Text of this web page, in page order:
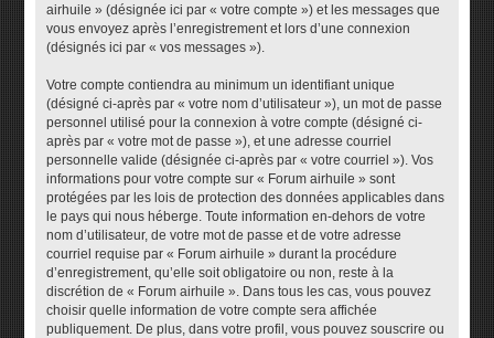
airhuile » (désignée ici par « votre compte ») et les messages que
vous envoyez après l’enregistrement et lors d’une connexion
(désignés ici par « vos messages »).
Votre compte contiendra au minimum un identifiant unique
(désigné ci-après par « votre nom d’utilisateur »), un mot de passe
personnel utilisé pour la connexion à votre compte (désigné ci-
après par « votre mot de passe »), et une adresse courriel
personnelle valide (désignée ci-après par « votre courriel »). Vos
informations pour votre compte sur « Forum airhuile » sont
protégées par les lois de protection des données applicables dans
le pays qui nous héberge. Toute information en-dehors de votre
nom d’utilisateur, de votre mot de passe et de votre adresse
courriel requise par « Forum airhuile » durant la procédure
d’enregistrement, qu’elle soit obligatoire ou non, reste à la
discrétion de « Forum airhuile ». Dans tous les cas, vous pouvez
choisir quelle information de votre compte sera affichée
publiquement. De plus, dans votre profil, vous pouvez souscrire ou